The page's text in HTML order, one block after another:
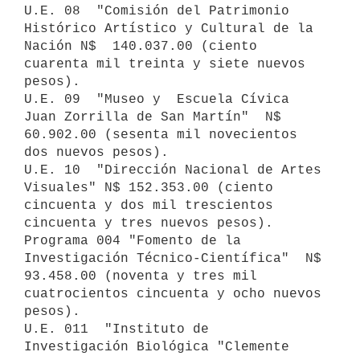
U.E. 08  "Comisión del Patrimonio
Histórico Artístico y Cultural de la
Nación N$  140.037.00 (ciento
cuarenta mil treinta y siete nuevos
pesos).
U.E. 09  "Museo y  Escuela Cívica
Juan Zorrilla de San Martín"  N$
60.902.00 (sesenta mil novecientos
dos nuevos pesos).
U.E. 10  "Dirección Nacional de Artes
Visuales" N$ 152.353.00 (ciento
cincuenta y dos mil trescientos
cincuenta y tres nuevos pesos).
Programa 004 "Fomento de la
Investigación Técnico-Científica"  N$
93.458.00 (noventa y tres mil
cuatrocientos cincuenta y ocho nuevos
pesos).
U.E. 011  "Instituto de
Investigación Biológica "Clemente